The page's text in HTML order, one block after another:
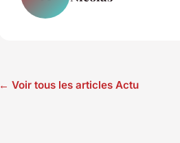
← Voir tous les articles Actu